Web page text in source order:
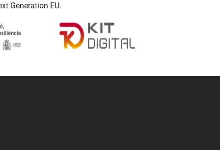
Generation EU.